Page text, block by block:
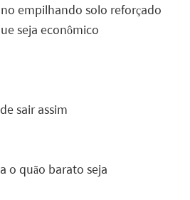
empilhando solo reforçado
seja econômico
sair assim
o quão barato seja